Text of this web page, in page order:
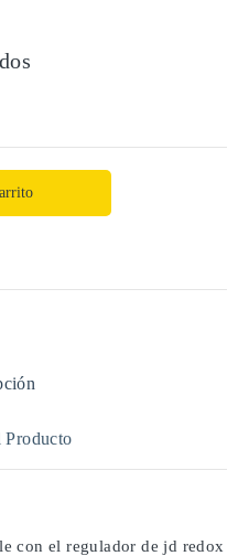
Producto
con el regulador de jd redox